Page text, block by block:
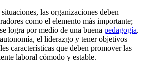
las organizaciones deben
como el elemento más importante;
logra por medio de una buena pedagogía.
el liderazgo y tener objetivos
características que deben promover las
laboral cómodo y estable.